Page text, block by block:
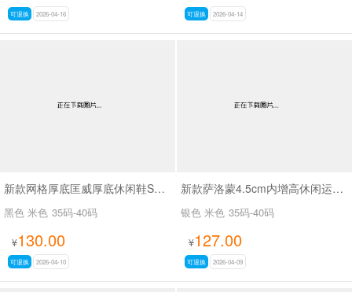
可退换 2026-04-16 可退换 2026-04-14
新款网格厚底匡威厚底休闲鞋SA2727
黑色 米色 35码-40码
¥130.00
可退换 2026-04-10
新款萨洛蒙4.5cm内增高休闲运动鞋SA111
银色 米色 35码-40码
¥127.00
可退换 2026-04-09